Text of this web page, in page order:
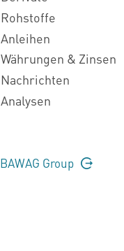
Rohstoffe
Anleihen
Währungen & Zinsen
Nachrichten
Analysen
BAWAG Group